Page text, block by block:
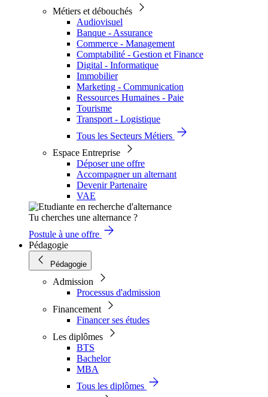
Métiers et débouchés
Audiovisuel
Banque - Assurance
Commerce - Management
Comptabilité - Gestion et Finance
Digital - Informatique
Immobilier
Marketing - Communication
Ressources Humaines - Paie
Tourisme
Transport - Logistique
Tous les Secteurs Métiers
Espace Entreprise
Déposer une offre
Accompagner un alternant
Devenir Partenaire
VAE
Tu cherches une alternance ?
Postule à une offre
Pédagogie
Pédagogie
Admission
Processus d'admission
Financement
Financer ses études
Les diplômes
BTS
Bachelor
MBA
Tous les diplômes